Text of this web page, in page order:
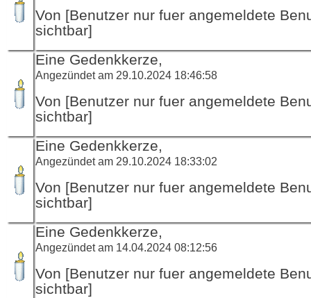
Von [Benutzer nur fuer angemeldete
sichtbar]
Eine Gedenkkerze,
Angezündet am 29.10.2024 18:46:58
Von [Benutzer nur fuer angemeldete
sichtbar]
Eine Gedenkkerze,
Angezündet am 29.10.2024 18:33:02
Von [Benutzer nur fuer angemeldete
sichtbar]
Eine Gedenkkerze,
Angezündet am 14.04.2024 08:12:56
Von [Benutzer nur fuer angemeldete
sichtbar]